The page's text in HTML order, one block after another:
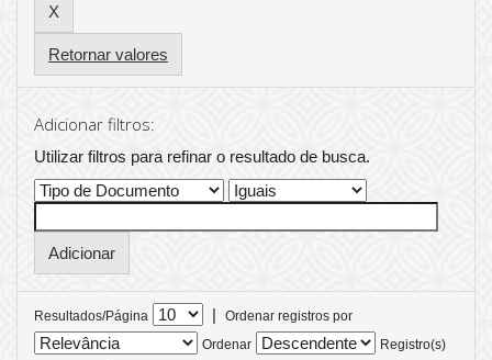
Retornar valores
Adicionar filtros:
Utilizar filtros para refinar o resultado de busca.
Resultados/Página |
Ordenar registros por
Ordenar
Registro(s)